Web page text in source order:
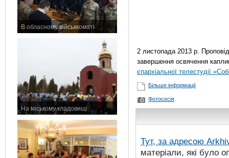
В обласному військкоматі
На міському кладовищі
2 листопада 2013 р.
завершення освячення
єпархіальної телестудії
Більше інформації
Фотосесія
Тут, за адресою
матеріали, які було